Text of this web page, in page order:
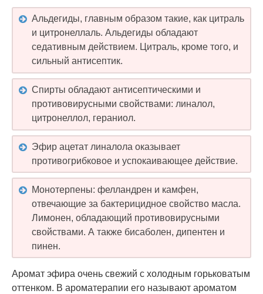
Альдегиды, главным образом такие, как цитраль
и цитронеллаль. Альдегиды обладают
седативным действием. Цитраль, кроме того, и
сильный антисептик.
Спирты обладают антисептическими и
противовирусными свойствами: линалол,
цитронеллол, гераниол.
Эфир ацетат линалола оказывает
противогрибковое и успокаивающее действие.
Монотерпены: фелландрен и камфен,
отвечающие за бактерицидное свойство масла.
Лимонен, обладающий противовирусными
свойствами. А также бисаболен, дипентен и
пинен.
Аромат эфира очень свежий с холодным горьковатым
оттенком. В ароматерапии его называют ароматом